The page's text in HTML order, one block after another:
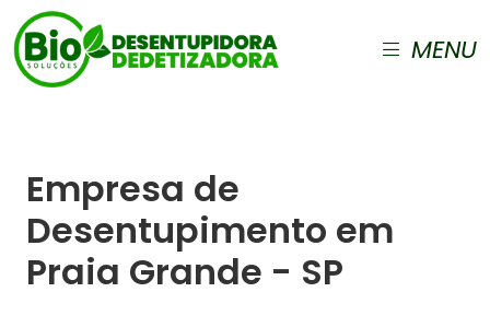
MENU
Empresa de
Desentupimento em
Praia Grande - SP